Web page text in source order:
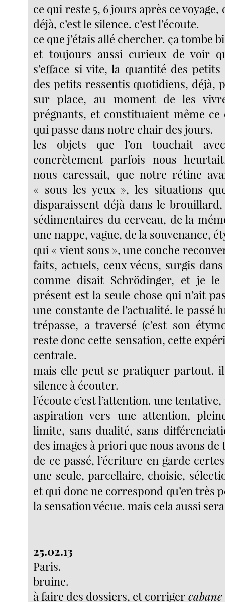
ce qui reste 5, 6 jours après ce
déjà, c’est le silence. c’est l’écoute.
ce que j’étais allé chercher. ça tombe
et toujours aussi curieux de voir
s’efface si vite, la quantité des
des petits ressentis quotidiens, déjà,
sur place, au moment de les
prégnants, et constituaient même ce
qui passe dans notre chair des jours.
les objets que l’on touchait
concrètement parfois nous
nous caressait, que notre rétine
« sous les yeux », les situations
disparaissent déjà dans le
sédimentaires du cerveau, de la
une nappe, vague, de la souvenance,
qui « vient sous », une couche
faits, actuels, ceux vécus, surgis
comme disait Schrödinger, et je
présent est la seule chose qui n’ait
une constante de l’actualité. le passé
trépasse, a traversé (c’est son
reste donc cette sensation, cette
centrale.
mais elle peut se pratiquer partout. il
silence à écouter.
l’écoute c’est l’attention. une
aspiration vers une attention,
limite, sans dualité, sans
des images à priori que nous avons de
de ce passé, l’écriture en garde
une seule, parcellaire, choisie,
et qui donc ne correspond qu’en très
la sensation vécue. mais cela aussi
25.02.13
Paris.
bruine.
à faire des dossiers, et corriger